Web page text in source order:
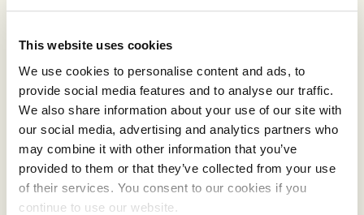
This website uses cookies
We use cookies to personalise content and ads, to
provide social media features and to analyse our traffic.
We also share information about your use of our site with
our social media, advertising and analytics partners who
may combine it with other information that you’ve
provided to them or that they’ve collected from your use
of their services. You consent to our cookies if you
continue to use our website.
gjenspeiles det i grønnsakene eller frukten som
Hvor får du grønnsakene dine fra?
Å, du vet, jeg har en hage. Jeg får mange av
grønnsakene mine derfra. I tillegg har jeg noen
venner som har en liten økologisk
grønnsaksbutikk. Jeg er ikke en purist. Noen
ganger kjøper jeg ting i dagligvarebutikken. Men